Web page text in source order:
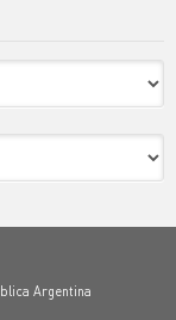
Argentina